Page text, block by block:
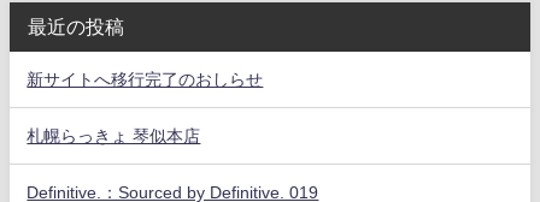
最近の投稿
新サイトへ移行完了のおしらせ
札幌らっきょ 琴似本店
Definitive.：Sourced by Definitive. 019